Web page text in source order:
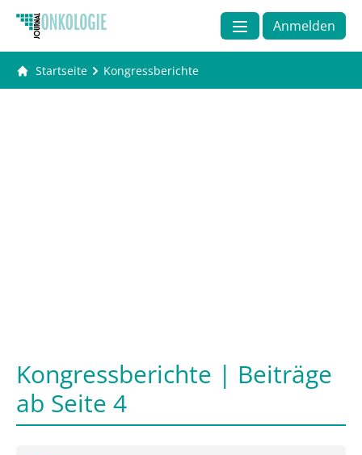
Anmelden
Startseite Kongressberichte
Kongressberichte | Beiträge
ab Seite 4